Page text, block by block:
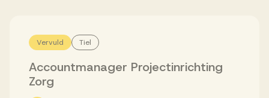
Succesverhalen
Vervuld Tiel
Accountmanager Projectinrichting
Zorg